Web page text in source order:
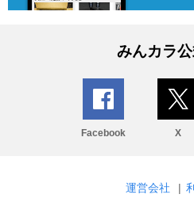
みんカラ
Facebook X
運営会社 |